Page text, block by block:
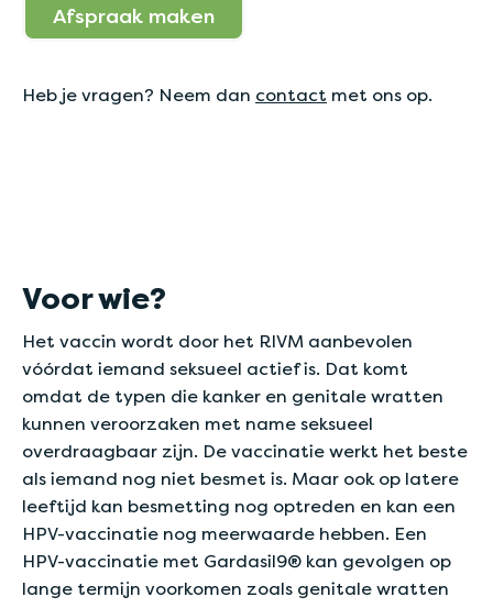
Afspraak maken
Heb je vragen? Neem dan contact met ons op.
Voor wie?
Het vaccin wordt door het RIVM aanbevolen
vóórdat iemand seksueel actief is. Dat komt
omdat de typen die kanker en genitale wratten
kunnen veroorzaken met name seksueel
overdraagbaar zijn. De vaccinatie werkt het beste
als iemand nog niet besmet is. Maar ook op latere
leeftijd kan besmetting nog optreden en kan een
HPV-vaccinatie nog meerwaarde hebben. Een
HPV-vaccinatie met Gardasil9® kan gevolgen op
lange termijn voorkomen zoals genitale wratten